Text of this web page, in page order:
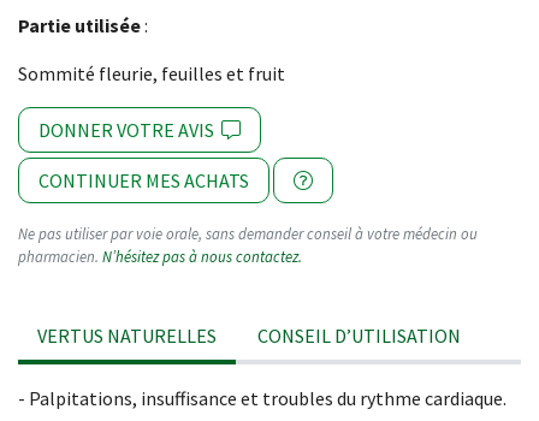
Partie utilisée:
Sommité fleurie, feuilles et fruit
DONNER VOTRE AVIS
CONTINUER MES ACHATS
Ne pas utiliser par voie orale, sans demander conseil à votre médecin ou
pharmacien. N’hésitez pas à nous contactez.
VERTUS NATURELLES CONSEIL D’UTILISATION
- Palpitations, insuffisance et troubles du rythme cardiaque.